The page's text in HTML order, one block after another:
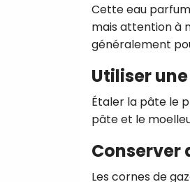
Cette eau
mais attention à
généralement
Utiliser
Étaler la pâte le
pâte et le
Conserver
Les cornes de